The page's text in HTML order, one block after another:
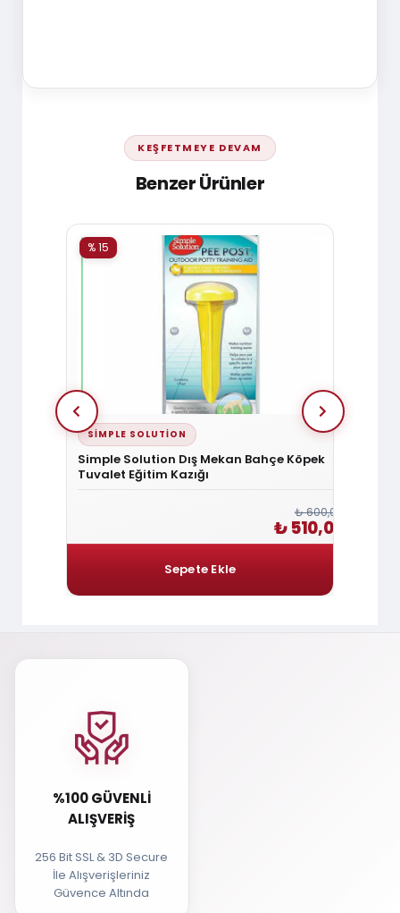
KEŞFETMEYE DEVAM
Benzer Ürünler
SIMPLE SOLUTION
Simple Solution Dış Mekan Bahçe Köpek
Tuvalet Eğitim Kazığı
% 15
₺ 600,00
₺ 510,00
%100 GÜVENLI
ALIŞVERIŞ
256 Bit SSL & 3D Secure
İle Alışverişleriniz
Güvence Altında